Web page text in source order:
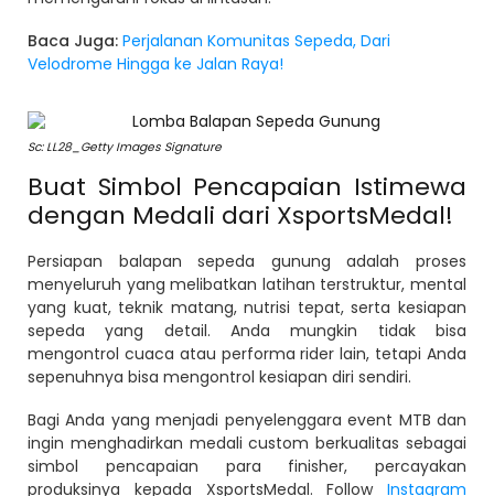
Baca Juga: Perjalanan Komunitas Sepeda, Dari
Velodrome Hingga ke Jalan Raya!
Sc: LL28_Getty Images Signature
Buat Simbol Pencapaian Istimewa
dengan Medali dari XsportsMedal!
Persiapan balapan sepeda gunung adalah proses
menyeluruh yang melibatkan latihan terstruktur, mental
yang kuat, teknik matang, nutrisi tepat, serta kesiapan
sepeda yang detail. Anda mungkin tidak bisa
mengontrol cuaca atau performa rider lain, tetapi Anda
sepenuhnya bisa mengontrol kesiapan diri sendiri.
Bagi Anda yang menjadi penyelenggara event MTB dan
ingin menghadirkan medali custom berkualitas sebagai
simbol pencapaian para finisher, percayakan
produksinya kepada XsportsMedal. Follow Instagram